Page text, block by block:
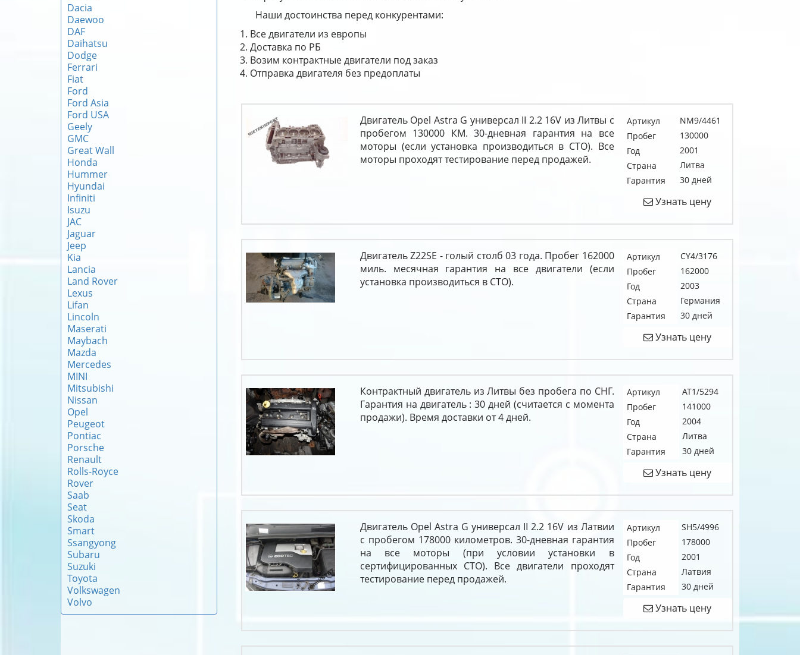
Dacia
Daewoo
DAF
Daihatsu
Dodge
Ferrari
Fiat
Ford
Ford Asia
Ford USA
Geely
GMC
Great Wall
Honda
Hummer
Hyundai
Infiniti
Isuzu
JAC
Jaguar
Jeep
Kia
Lancia
Land Rover
Lexus
Lifan
Lincoln
Maserati
Maybach
Mazda
Mercedes
MINI
Mitsubishi
Nissan
Opel
Peugeot
Pontiac
Porsche
Renault
Rolls-Royce
Rover
Saab
Seat
Skoda
Smart
Ssangyong
Subaru
Suzuki
Toyota
Volkswagen
Volvo
Наши достоинства перед конкурентами:
Все двигатели из европы
Доставка по РБ
Возим контрактные двигатели под заказ
Отправка двигателя без предоплаты
Двигатель Opel Astra G универсал II 2.2 16V из Литвы с
пробегом 130000 КМ. 30-дневная гарантия на все
моторы (если установка производиться в СТО). Все
моторы проходят тестирование перед продажей.
Артикул
NM9/4461
Пробег
130000
Год
2001
Страна
Литва
Гарантия
30 дней
Узнать цену
Двигатель Z22SE - голый столб 03 года. Пробег 162000
миль. месячная гарантия на все двигатели (если
установка производиться в СТО).
Артикул
CY4/3176
Пробег
162000
Год
2003
Страна
Германия
Гарантия
30 дней
Узнать цену
Контрактный двигатель из Литвы без пробега по СНГ.
Гарантия на двигатель : 30 дней (считается с момента
продажи). Время доставки от 4 дней.
Артикул
AT1/5294
Пробег
141000
Год
2004
Страна
Литва
Гарантия
30 дней
Узнать цену
Двигатель Opel Astra G универсал II 2.2 16V из Латвии
с пробегом 178000 километров. 30-дневная гарантия
на все моторы (при условии установки в
сертифицированных СТО). Все двигатели проходят
тестирование перед продажей.
Артикул
SH5/4996
Пробег
178000
Год
2001
Страна
Латвия
Гарантия
30 дней
Узнать цену